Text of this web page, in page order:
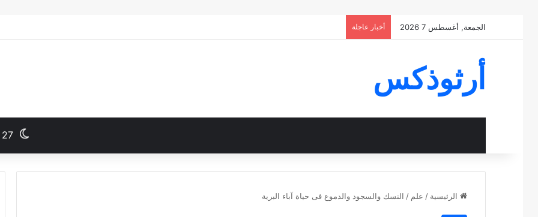
الجمعة, أغسطس 7 2026 أخبار عاجلة
أرثوذكس
27
الرئيسية / علم / النسك والسجود والدموع فى حياة آباء البرية